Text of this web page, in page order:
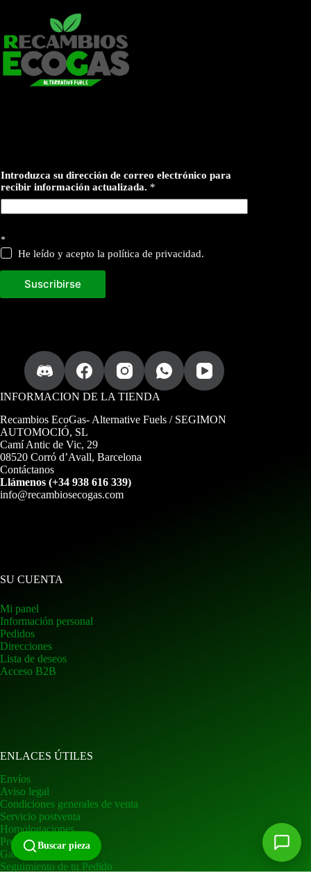
Introduzca su dirección de correo electrónico para
recibir información actualizada. *
a
c
e
c
i
ó
n
*
He leído y acepto la política de privacidad.
Suscribirse
INFORMACION DE LA TIENDA
Recambios EcoGas- Alternative Fuels / SEGIMON
AUTOMOCIÓ, SL
Camí Antic de Vic, 29
08520 Corró d’Avall, Barcelona
Contáctanos
Llámenos (+34 938 616 339)
info@recambiosecogas.com
SU CUENTA
Mi panel
Información personal
Pedidos
Direcciones
Lista de deseos
Acceso B2B
ENLACES ÚTILES
Envíos
Aviso legal
Condiciones generales de venta
Servicio postventa
Homologaciones
Preguntas frecuentes
Garantía
Seguimiento de tu Pedido
Buscar pieza